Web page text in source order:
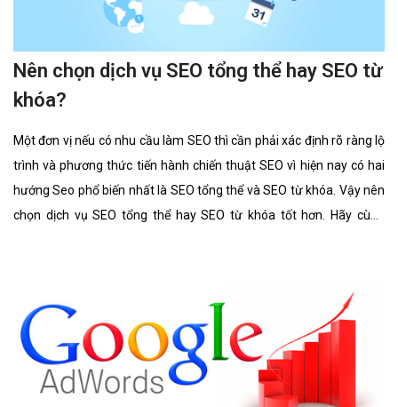
Nên chọn dịch vụ SEO tổng thể hay SEO từ
khóa?
Một đơn vị nếu có nhu cầu làm SEO thì cần phải xác định rõ ràng lộ
trình và phương thức tiến hành chiến thuật SEO vì hiện nay có hai
hướng Seo phổ biến nhất là SEO tổng thể và SEO từ khóa. Vậy nên
chọn dịch vụ SEO tổng thể hay SEO từ khóa tốt hơn. Hãy cùng